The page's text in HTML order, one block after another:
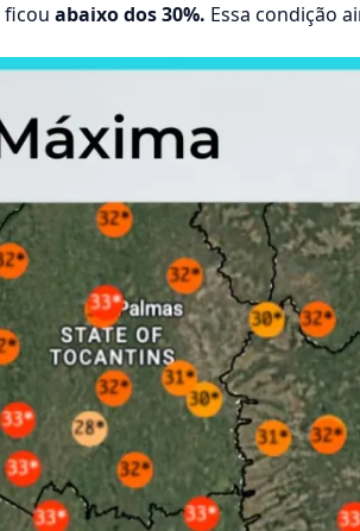
ficou abaixo dos 30%. Essa condição